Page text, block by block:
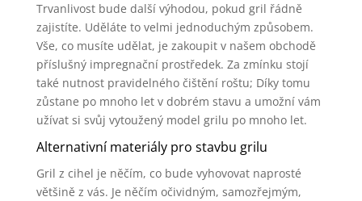
Trvanlivost bude další výhodou, pokud gril řádně
zajistíte. Uděláte to velmi jednoduchým způsobem.
Vše, co musíte udělat, je zakoupit v našem obchodě
příslušný impregnační prostředek. Za zmínku stojí
také nutnost pravidelného čištění roštu; Díky tomu
zůstane po mnoho let v dobrém stavu a umožní vám
užívat si svůj vytoužený model grilu po mnoho let.
Alternativní materiály pro stavbu grilu
Gril z cihel je něčím, co bude vyhovovat naprosté
většině z vás. Je něčím očividným, samozřejmým,